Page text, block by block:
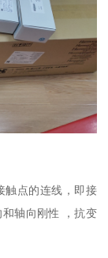
触点的连线，即接
轴向刚性 ，抗变